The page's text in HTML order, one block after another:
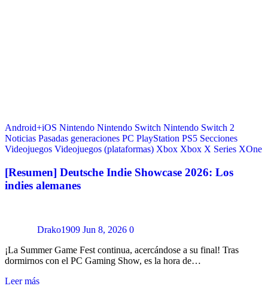
Android+iOS Nintendo Nintendo Switch Nintendo Switch 2
Noticias Pasadas generaciones PC PlayStation PS5 Secciones
Videojuegos Videojuegos (plataformas) Xbox Xbox X Series XOne
[Resumen] Deutsche Indie Showcase 2026: Los
indies alemanes
Drako1909 Jun 8, 2026 0
¡La Summer Game Fest continua, acercándose a su final! Tras
dormirnos con el PC Gaming Show, es la hora de…
Leer más